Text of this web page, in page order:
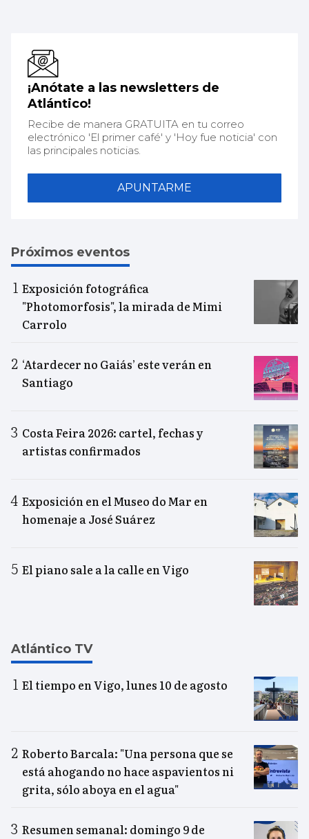
¡Anótate a las newsletters de
Atlántico!
Recibe de manera GRATUITA en tu correo
electrónico 'El primer café' y 'Hoy fue noticia' con
las principales noticias.
APUNTARME
Próximos eventos
Exposición fotográfica
"Photomorfosis", la mirada de Mimi
Carrolo
‘Atardecer no Gaiás’ este verán en
Santiago
Costa Feira 2026: cartel, fechas y
artistas confirmados
Exposición en el Museo do Mar en
homenaje a José Suárez
El piano sale a la calle en Vigo
Atlántico TV
El tiempo en Vigo, lunes 10 de agosto
Roberto Barcala: "Una persona que se
está ahogando no hace aspavientos ni
grita, sólo aboya en el agua"
Resumen semanal: domingo 9 de